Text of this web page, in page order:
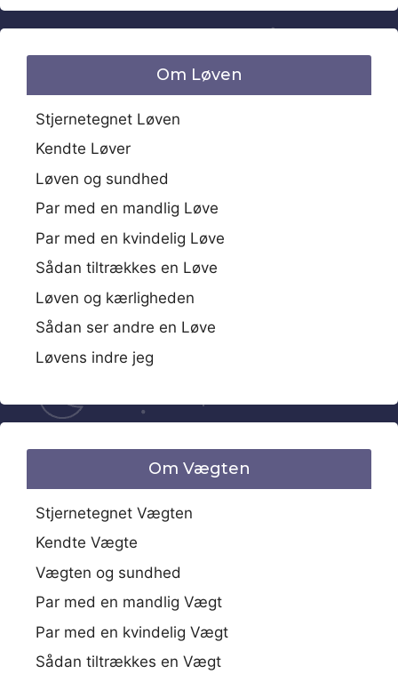
Om Løven
Stjernetegnet Løven
Kendte Løver
Løven og sundhed
Par med en mandlig Løve
Par med en kvindelig Løve
Sådan tiltrækkes en Løve
Løven og kærligheden
Sådan ser andre en Løve
Løvens indre jeg
Om Vægten
Stjernetegnet Vægten
Kendte Vægte
Vægten og sundhed
Par med en mandlig Vægt
Par med en kvindelig Vægt
Sådan tiltrækkes en Vægt